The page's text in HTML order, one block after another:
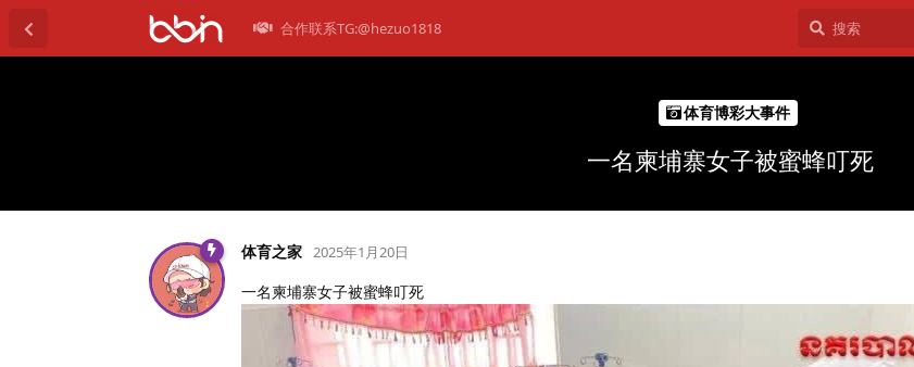
合作联系TG:@hezuo1818
体育博彩大事件
一名柬埔寨女子被蜜蜂叮死
体育之家 2025年1月20日
一名柬埔寨女子被蜜蜂叮死